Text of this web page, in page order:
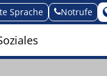
Sprache Notrufe